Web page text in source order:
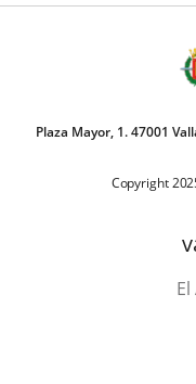
Plaza Mayor, 1. 47001
Copyright